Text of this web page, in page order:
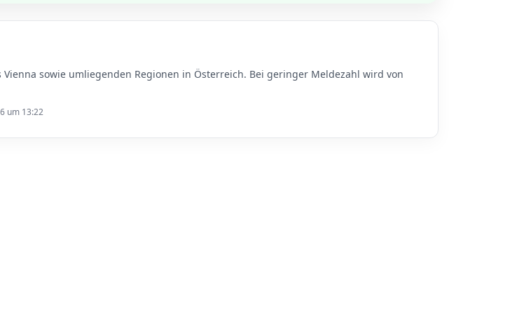
sowie umliegenden Regionen in Österreich. Bei geringer Meldezahl wird von
um 13:22